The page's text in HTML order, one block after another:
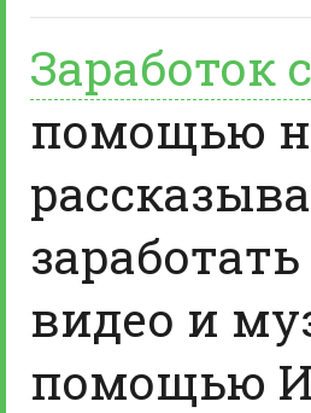
помощью
видео и
помощью